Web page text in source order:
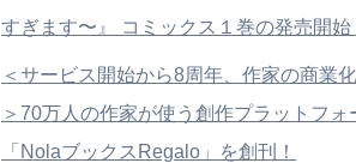
すぎます〜』 コミックス１巻の発売開始
＜サービス開始から8周年、作家の商業
＞70万人の作家が使う創作プラットフ
「NolaブックスRegalo」を創刊！